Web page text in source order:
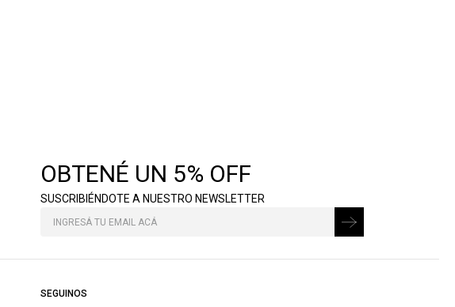
OBTENÉ UN 5% OFF
SUSCRIBIÉNDOTE A NUESTRO NEWSLETTER
SEGUINOS